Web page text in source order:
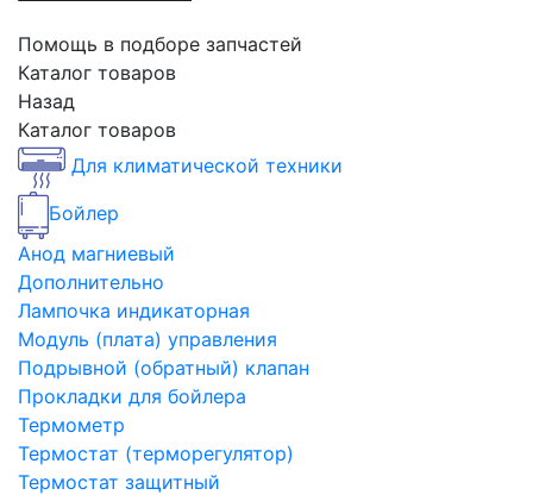
Помощь в подборе запчастей
Каталог товаров
Назад
Каталог товаров
Для климатической техники
Бойлер
Анод магниевый
Дополнительно
Лампочка индикаторная
Модуль (плата) управления
Подрывной (обратный) клапан
Прокладки для бойлера
Термометр
Термостат (терморегулятор)
Термостат защитный